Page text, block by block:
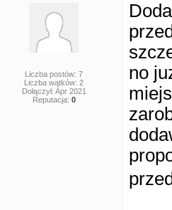
Liczba postów: 7
Liczba wątków: 2
Dołączył: Apr 2021
Reputacja: 0
no